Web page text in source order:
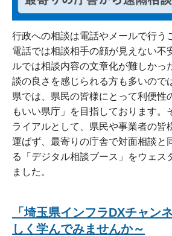
行政への相談は電話やメールで行う
電話では相談相手の顔が見えない不
ルでは相談内容の文章化が難しかっ
談の良さを感じられる方も多いので
県では、県民の皆様にとって利便性
もいい県庁」を目指しております。
ライアルとして、県民や事業者の皆
運ばず、最寄りの庁舎で対面相談と
る「デジタル相談ブース」をウェス
ました。
「埼玉県インフラDXチャン
しく学んでみませんか～